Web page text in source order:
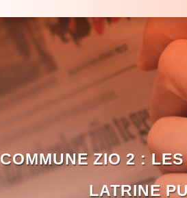
COMMUNE ZIO 2 :
LATRINE